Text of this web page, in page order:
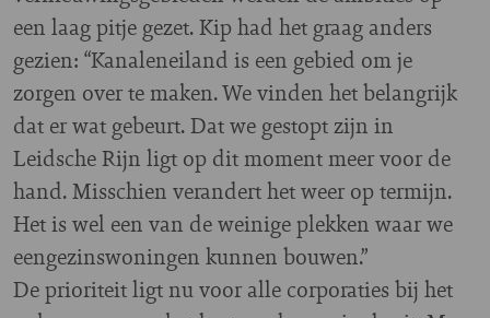
een laag pitje gezet. Kip had het graag anders
gezien: “Kanaleneiland is een gebied om je
zorgen over te maken. We vinden het belangrijk
dat er wat gebeurt. Dat we gestopt zijn in
Leidsche Rijn ligt op dit moment meer voor de
hand. Misschien verandert het weer op termijn.
Het is wel een van de weinige plekken waar we
eengezinswoningen kunnen bouwen.”
De prioriteit ligt nu voor alle corporaties bij het